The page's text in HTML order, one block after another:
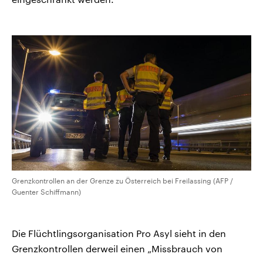
Grenzkontrollen an der Grenze zu Österreich bei Freilassing (AFP /
Guenter Schiffmann)
Die Flüchtlingsorganisation Pro Asyl sieht in den
Grenzkontrollen derweil einen „Missbrauch von